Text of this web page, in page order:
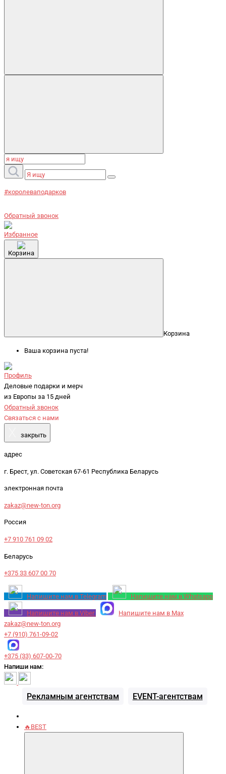
#королеваподарков
Обратный звонок
Избранное
Корзина
Корзина
Ваша корзина пуста!
Профиль
Деловые подарки и мерч
из Европы за 15 дней
Обратный звонок
Связаться с нами
закрыть
адрес
г. Брест, ул. Советская 67-61 Республика Беларусь
электронная почта
zakaz@new-ton.org
Россия
+7 910 761 09 02
Беларусь
+375 33 607 00 70
Напишите нам в Telegram Напишите нам в Whatsapp
Напишите нам в Viber
Напишите нам в Max
zakaz@new-ton.org
+7 (910) 761-09-02
+375 (33) 607-00-70
Напиши нам:
Рекламным агентствам EVENT-агентствам
🔥BEST